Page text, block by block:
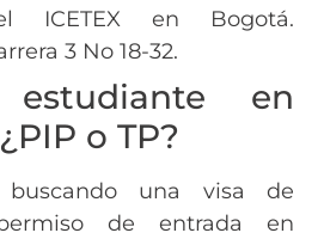
ICETEX en Bogotá.
3 No 18-32.
en
o TP?
una visa de
de entrada en